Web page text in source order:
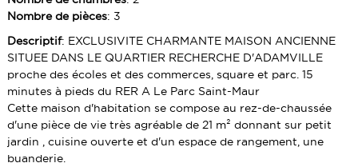
PARKING BOX
TERRAINS
PARKING BOX
Nombre de pièces: 3
Descriptif: EXCLUSIVITE CHARMANTE MAISON ANCIENNE
SITUEE DANS LE QUARTIER RECHERCHE D'ADAMVILLE
proche des écoles et des commerces, square et parc. 15
minutes à pieds du RER A Le Parc Saint-Maur
Cette maison d'habitation se compose au rez-de-chaussée
d'une pièce de vie très agréable de 21 m² donnant sur petit
jardin , cuisine ouverte et d'un espace de rangement, une
buanderie.